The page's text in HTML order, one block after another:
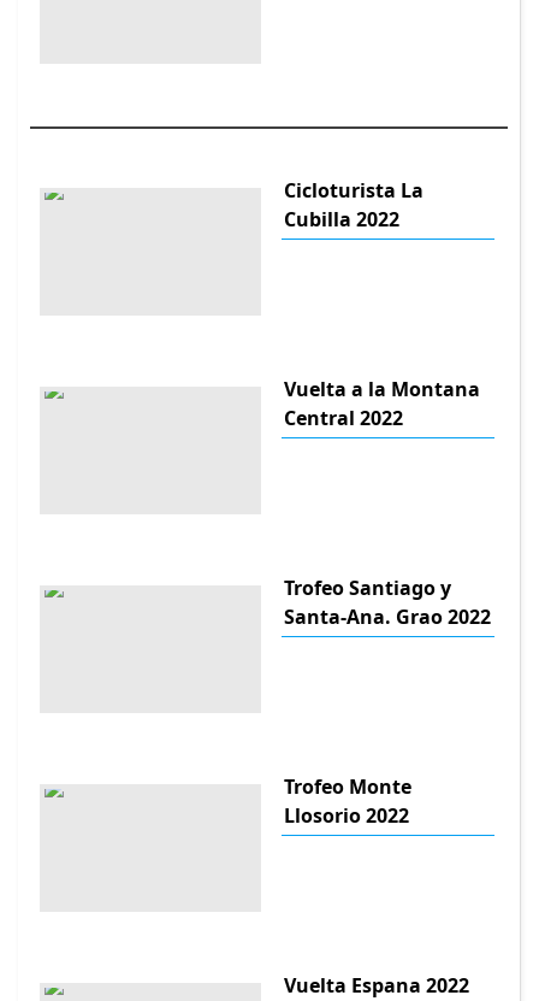
Cicloturista La
Cubilla 2022
Vuelta a la Montana
Central 2022
Trofeo Santiago y
Santa-Ana. Grao 2022
Trofeo Monte
Llosorio 2022
Vuelta Espana 2022